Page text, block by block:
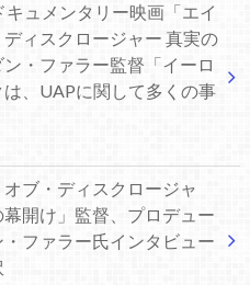
キュメンタリー映画「エイ
ディスクロージャー 真実の
・ファラー監督「イーロ
は、UAPに関して多くの事
オブ・ディスクロージャ
開け」監督、プロデュー
ファラー氏インタビュー